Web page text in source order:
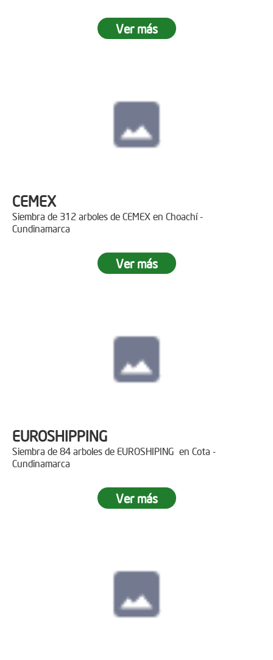
Ver más
CEMEX
Siembra de 312 arboles de CEMEX en Choachí -
Cundinamarca
Ver más
EUROSHIPPING
Siembra de 84 arboles de EUROSHIPING en Cota -
Cundinamarca
Ver más